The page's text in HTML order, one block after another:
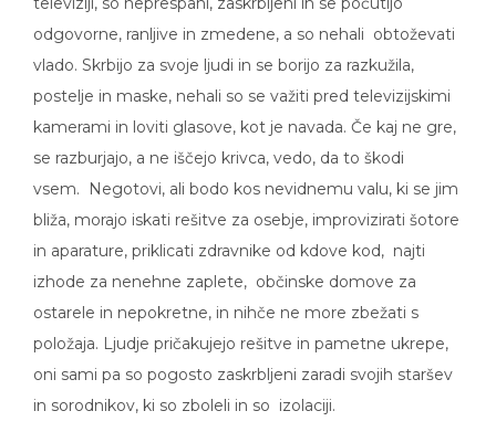
odgovorne, ranljive in zmedene, a so nehali obtoževati
vlado. Skrbijo za svoje ljudi in se borijo za razkužila,
postelje in maske, nehali so se važiti pred televizijskimi
kamerami in loviti glasove, kot je navada. Če kaj ne gre,
se razburjajo, a ne iščejo krivca, vedo, da to škodi
vsem. Negotovi, ali bodo kos nevidnemu valu, ki se jim
bliža, morajo iskati rešitve za osebje, improvizirati šotore
in aparature, priklicati zdravnike od kdove kod, najti
izhode za nenehne zaplete, občinske domove za
ostarele in nepokretne, in nihče ne more zbežati s
položaja. Ljudje pričakujejo rešitve in pametne ukrepe,
oni sami pa so pogosto zaskrbljeni zaradi svojih staršev
in sorodnikov, ki so zboleli in so izolaciji.